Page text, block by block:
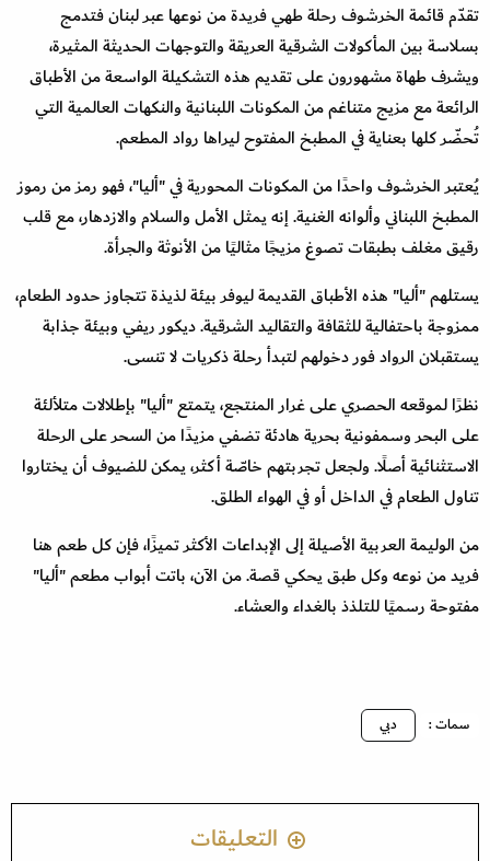
تقدّم قائمة الخرشوف رحلة طهي فريدة من نوعها عبر لبنان فتدمج
بسلاسة بين المأكولات الشرقية العريقة والتوجهات الحديثة المثيرة،
ويشرف طهاة مشهورون على تقديم هذه التشكيلة الواسعة من الأطباق
الرائعة مع مزيج متناغم من المكونات اللبنانية والنكهات العالمية التي
تُحضّر كلها بعناية في المطبخ المفتوح ليراها رواد المطعم.
يُعتبر الخرشوف واحدًا من المكونات المحورية في "أليا"، فهو رمز من رموز
المطبخ اللبناني وألوانه الغنية. إنه يمثل الأمل والسلام والازدهار، مع قلب
رقيق مغلف بطبقات تصوغ مزيجًا مثاليًا من الأنوثة والجرأة.
يستلهم "أليا" هذه الأطباق القديمة ليوفر بيئة لذيذة تتجاوز حدود الطعام،
ممزوجة باحتفالية للثقافة والتقاليد الشرقية. ديكور ريفي وبيئة جذابة
يستقبلان الرواد فور دخولهم لتبدأ رحلة ذكريات لا تنسى.
نظرًا لموقعه الحصري على غرار المنتجع، يتمتع "أليا" بإطلالات متلألئة
على البحر وسمفونية بحرية هادئة تضفي مزيدًا من السحر على الرحلة
الاستثنائية أصلًا. ولجعل تجربتهم خاصّة أكثر، يمكن للضيوف أن يختاروا
تناول الطعام في الداخل أو في الهواء الطلق.
من الوليمة العربية الأصيلة إلى الإبداعات الأكثر تميزًا، فإن كل طعم هنا
فريد من نوعه وكل طبق يحكي قصة. من الآن، باتت أبواب مطعم "أليا"
مفتوحة رسميًا للتلذذ بالغداء والعشاء.
سمات : دبي
التعليقات